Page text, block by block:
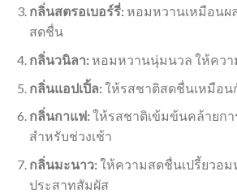
กลิ่นสตรอเบอร์รี่:หอมหวานเหมือนผ
สดชื่น
กลิ่นวนิลา:หอมหวานนุ่มนวล ให้ควา
กลิ่นแอปเปิ้ล:ให้รสชาติสดชื่นเหมือน
กลิ่นกาแฟ:ให้รสชาติเข้มข้นคล้ายกา
สำหรับช่วงเช้า
กลิ่นมะนาว:ให้ความสดชื่นเปรี้ยวอม
ประสาทสัมผัส